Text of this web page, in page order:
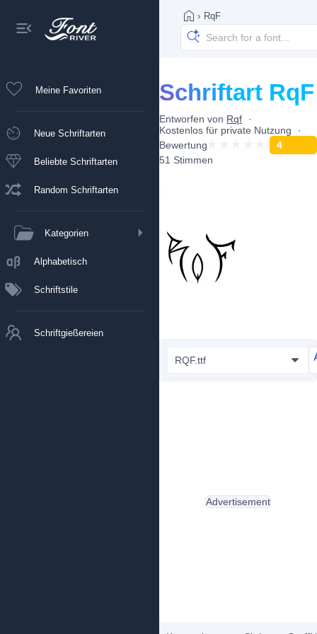
Meine Favoriten
Neue Schriftarten
Beliebte Schriftarten
Random Schriftarten
Kategorien
Alphabetisch
Schriftstile
Schriftgießereien
› RqF
Schriftart RqF
Entworfen von Rqf
Kostenlos für private Nutzung
Bewertung
4
51 Stimmen
RQF.ttf
Advertisement